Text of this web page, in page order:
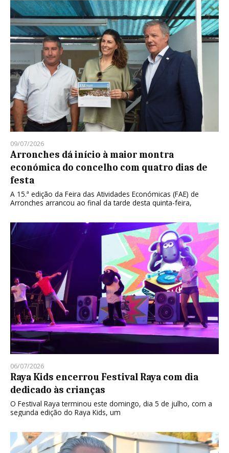
09/07/2026
Arronches dá início à maior montra
económica do concelho com quatro dias de
festa
A 15.ª edição da Feira das Atividades Económicas (FAE) de
Arronches arrancou ao final da tarde desta quinta-feira,
06/07/2026
Raya Kids encerrou Festival Raya com dia
dedicado às crianças
O Festival Raya terminou este domingo, dia 5 de julho, com a
segunda edição do Raya Kids, um